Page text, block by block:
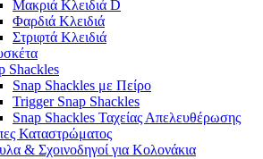
Μακριά Κλειδιά D
Φαρδιά Κλειδιά
Στριφτά Κλειδιά
Shackles
Snap Shackles με Πείρο
Trigger Snap Shackles
Snap Shackles Ταχείας Απελευθέρωσης
Καταστρώματος
& Σχοινοδηγοί για Κολονάκια